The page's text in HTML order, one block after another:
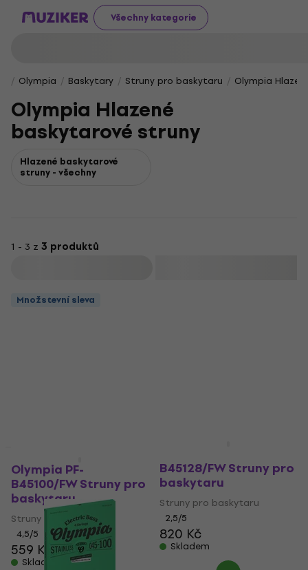
Všechny kategorie
Olympia Baskytary Struny pro baskytaru Olympia
Olympia Hlazené
baskytarové struny
Hlazené baskytarové
struny - všechny
1 - 3 z 3 produktů
Množstevní sleva
Olympia PF-
B45100/FW Struny pro
baskytaru
Struny pro baskytaru
4,5/5
559 Kč
Skladem
B45128/FW Struny pro
baskytaru
Struny pro baskytaru
2,5/5
820 Kč
Skladem